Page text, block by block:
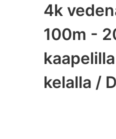
4k
100m -
kelalla /